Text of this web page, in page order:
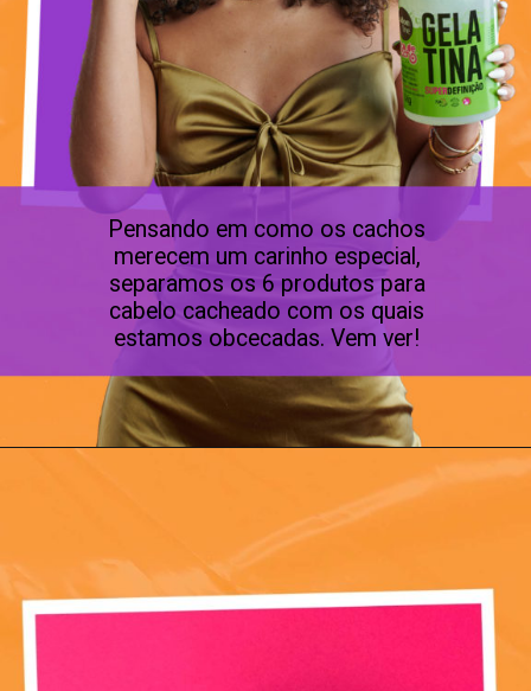
Pensando em como os cachos
merecem um carinho especial,
separamos os 6 produtos para
cabelo cacheado com os quais
estamos obcecadas. Vem ver!